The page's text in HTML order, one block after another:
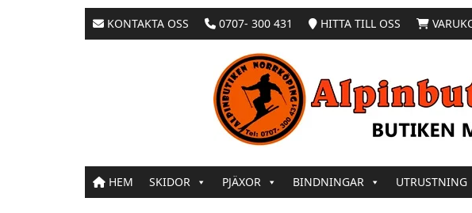
KONTAKTA OSS 0707- 300 431 HITTA TILL OSS
HEM SKIDOR PJÄXOR BINDNINGAR UTRUSTNING